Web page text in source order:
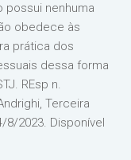
possui nenhuma
obedece às
prática dos
dessa forma
REsp n.
Terceira
8/2023. Disponível